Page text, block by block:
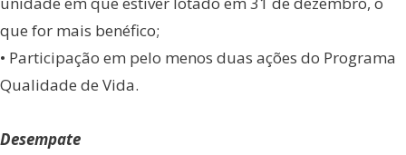
que for mais benéfico;
• Participação em pelo menos duas ações do Programa
Qualidade de Vida.
Desempate